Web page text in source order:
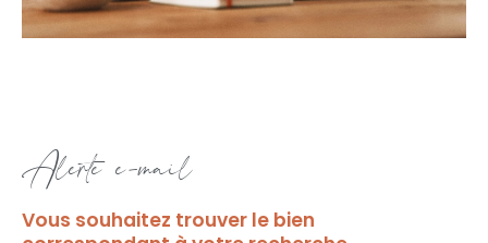
alerte e-mail
Vous souhaitez trouver le bien